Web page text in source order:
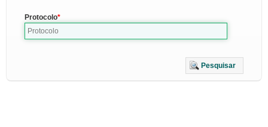
Protocolo
Pesquisar